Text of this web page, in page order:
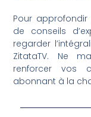
Pour
de conseils
regarder
ZitataTV. Ne
renforcer vos
abonnant à la